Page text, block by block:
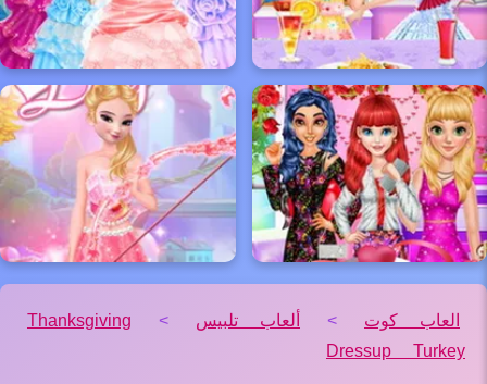
العاب كوت > ألعاب تلبيس >
Thanksgiving
Dressup Turkey